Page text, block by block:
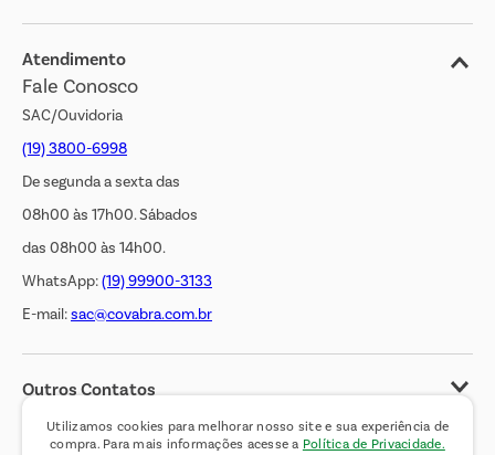
Utilizamos cookies para melhorar nosso site e sua experiência de
compra. Para mais informações acesse a Política de Privacidade.
Jornal de Ofertas
Transparência Salarial
Atendimento
Fale Conosco
SAC/Ouvidoria
(19) 3800-6998
De segunda a sexta das
08h00 às 17h00. Sábados
das 08h00 às 14h00.
WhatsApp:(19) 99900-3133
E-mail:sac@covabra.com.br
Outros Contatos
Negócios Imobiliários